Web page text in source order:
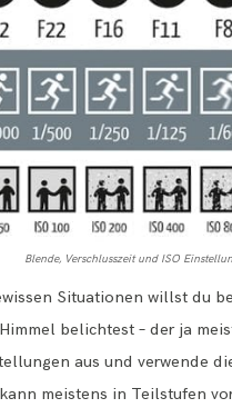
Blende, Verschlusszeit und ISO
Situationen willst du
belichtest – der ja
aus und verwende
meistens in Teilstufen